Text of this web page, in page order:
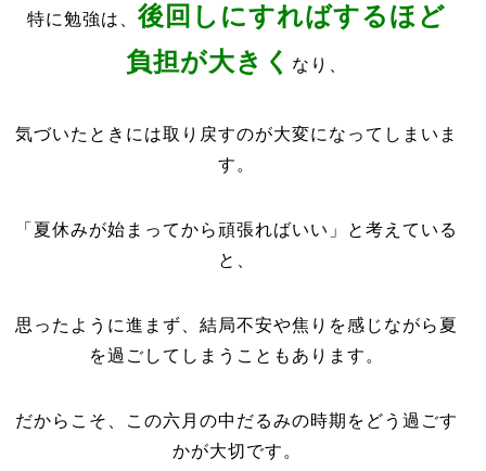
特に勉強は、後回しにすればするほど
負担が大きく なり、
気づいたときには取り戻すのが大変になってしまいま
す。
「夏休みが始まってから頑張ればいい」と考えている
と、
思ったように進まず、結局不安や焦りを感じながら夏
を過ごしてしまうこともあります。
だからこそ、この六月の中だるみの時期をどう過ごす
かが大切です。